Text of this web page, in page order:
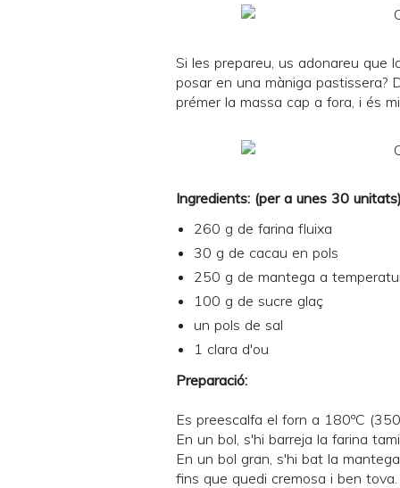
Si les prepareu, us adonareu que
posar en una màniga pastissera?
prémer la massa cap a fora, i és
Ingredients: (per a unes 30 unitats)
260 g de farina fluixa
30 g de cacau en pols
250 g de mantega a
100 g de sucre glaç
un pols de sal
1 clara d'ou
Preparació:
Es preescalfa el forn a 180ºC
En un bol, s'hi barreja la farina
En un bol gran, s'hi bat la
fins que quedi cremosa i ben tova.